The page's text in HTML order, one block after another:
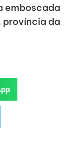
emboscada
província da